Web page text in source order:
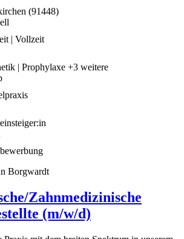
(91448)
| Vollzeit
| Prophylaxe +3 weitere
Borgwardt
Zahnmedizinische
(m/w/d)